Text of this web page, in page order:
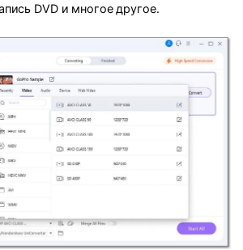
DVD и многое другое.